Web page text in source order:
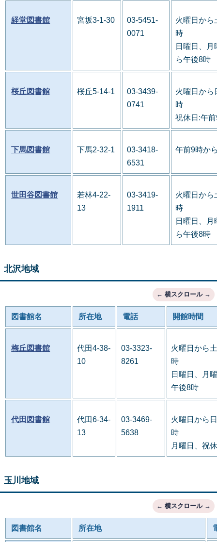
経堂図書館 宮坂3-1-30
03-5451-
0071
火曜日から
時
日曜日、
ら午後8時
桜丘図書館 桜丘5-14-1
03-3439-
0741
火曜日から
時
祝休日:午
下馬図書館 下馬2-32-1
03-3418-
6531
午前9時か
世田谷図書館
若林4-22-
13
03-3419-
1911
火曜日から
時
日曜日、
ら午後8時
北沢地域
図書館名 所在地 電話 開館時間
梅丘図書館
代田4-38-
10
03-3323-
8261
火曜日から
時
日曜日、月
午後8時
代田図書館
代田6-34-
13
03-3469-
5638
火曜日から
時
月曜日、祝
玉川地域
図書館名 所在地